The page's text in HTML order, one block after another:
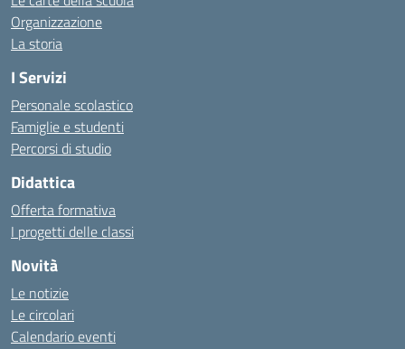
Organizzazione
La storia
I Servizi
Personale scolastico
Famiglie e studenti
Percorsi di studio
Didattica
Offerta formativa
I progetti delle classi
Novità
Le notizie
Le circolari
Calendario eventi